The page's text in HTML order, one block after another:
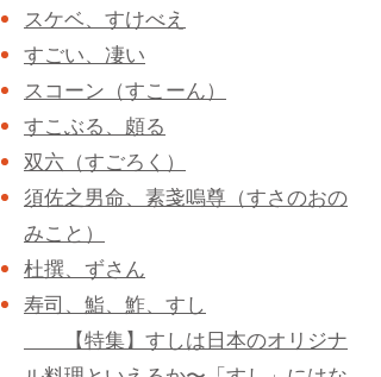
スケベ、すけべえ
すごい、凄い
スコーン（すこーん）
すこぶる、頗る
双六（すごろく）
須佐之男命、素戔嗚尊（すさのおの
みこと）
杜撰、ずさん
寿司、鮨、鮓、すし
【特集】すしは日本のオリジナ